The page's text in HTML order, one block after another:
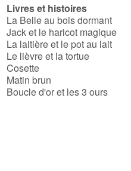
Livres et histoires
La Belle au bois dormant
Jack et le haricot magique
La laitière et le pot au lait
Le lièvre et la tortue
Cosette
Matin brun
Boucle d'or et les 3 ours